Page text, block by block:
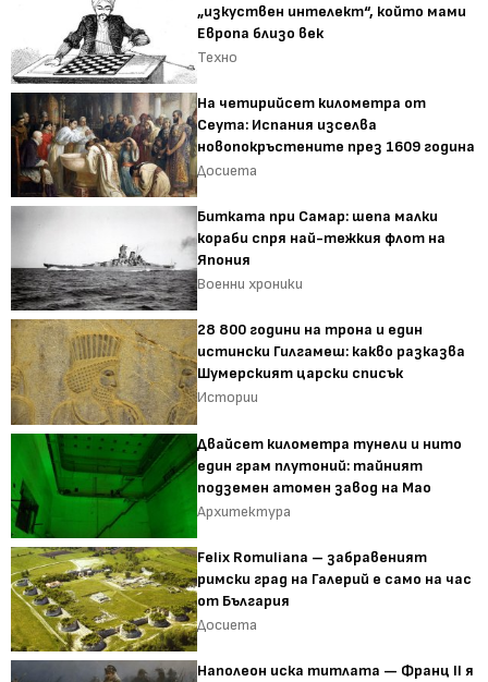
„изкуствен интелект“, който мами
Европа близо век
Техно
На четирийсет километра от
Сеута: Испания изселва
новопокръстените през 1609 година
Досиета
Битката при Самар: шепа малки
кораби спря най-тежкия флот на
Япония
Военни хроники
28 800 години на трона и един
истински Гилгамеш: какво разказва
Шумерският царски списък
Истории
Двайсет километра тунели и нито
един грам плутоний: тайният
подземен атомен завод на Мао
Архитектура
Felix Romuliana – забравеният
римски град на Галерий е само на час
от България
Досиета
Наполеон иска титлата — Франц II я